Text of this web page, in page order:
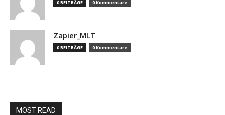
0 BEITRÄGE 0 Kommentare
Zapier_MLT
0 BEITRÄGE 0 Kommentare
MOST READ